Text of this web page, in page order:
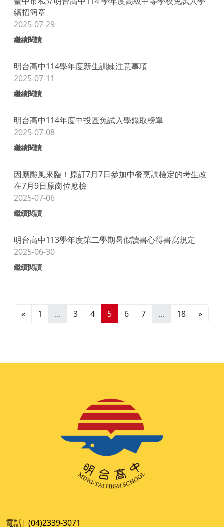
續招簡章
2025-07-29
繼續閱讀
明台高中114學年度新生訓練注意事項
2025-07-11
繼續閱讀
明台高中114年度中投區免試入學錄取榜單
2025-07-08
繼續閱讀
因應颱風來臨！原訂7月7日參加中餐烹調檢定的考生改
在7月9日原崗位應檢
2025-07-06
繼續閱讀
明台高中113學年度第二學期暑假讀書心得書寫規定
2025-06-30
繼續閱讀
« 1 ... 3 4 5 6 7 ... 18 »
電話| (04)2339-3071